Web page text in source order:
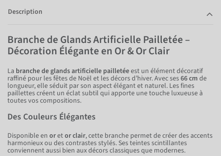
Description
Branche de Glands Artificielle Pailletée –
Décoration Élégante en Or & Or Clair
La branche de glands artificielle pailletéeest un élément décoratif
raffiné pour les fêtes de Noël et les décors d’hiver. Avec ses66 cm de
longueur, elle séduit par son aspect élégant et naturel. Les fines
paillettes créent un éclat subtil qui apporte une touche luxueuse à
toutes vos compositions.
Des Couleurs Élégantes
Disponible en oretor clair, cette branche permet de créer des accents
harmonieux ou des contrastes stylés. Ses teintes scintillantes
conviennent aussi bien aux décors classiques que modernes.